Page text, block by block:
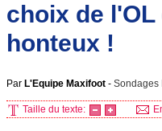
choix de
honteux !
Par L'Equipe Maxifoot - Sondages
Taille du texte: